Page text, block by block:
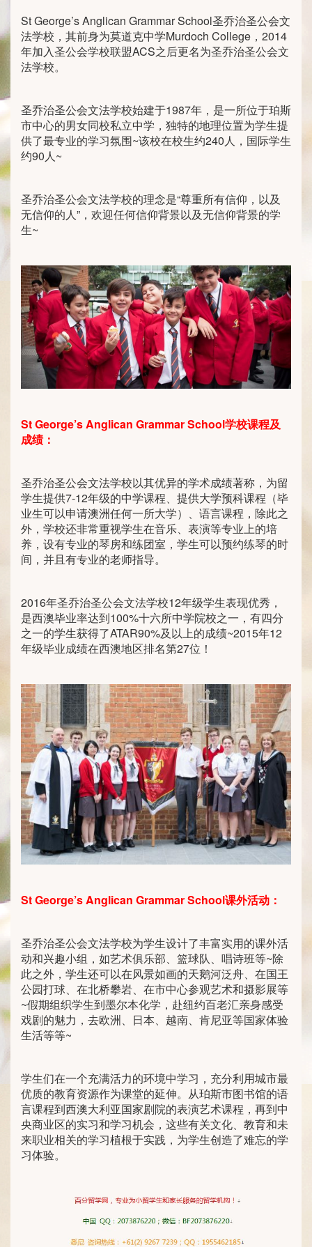
St George’s Anglican Grammar School圣乔治圣公会文
法学校，其前身为莫道克中学Murdoch College，2014
年加入圣公会学校联盟ACS之后更名为圣乔治圣公会文
法学校。
圣乔治圣公会文法学校始建于1987年，是一所位于珀斯
市中心的男女同校私立中学，独特的地理位置为学生提
供了最专业的学习氛围~该校在校生约240人，国际学生
约90人~
圣乔治圣公会文法学校的理念是“尊重所有信仰，以及
无信仰的人”，欢迎任何信仰背景以及无信仰背景的学
生~
St George’s Anglican Grammar School学校课程及
成绩：
圣乔治圣公会文法学校以其优异的学术成绩著称，为留
学生提供7-12年级的中学课程、提供大学预科课程（毕
业生可以申请澳洲任何一所大学）、语言课程，除此之
外，学校还非常重视学生在音乐、表演等专业上的培
养，设有专业的琴房和练团室，学生可以预约练琴的时
间，并且有专业的老师指导。
2016年圣乔治圣公会文法学校12年级学生表现优秀，
是西澳毕业率达到100%十六所中学院校之一，有四分
之一的学生获得了ATAR90%及以上的成绩~2015年12
年级毕业成绩在西澳地区排名第27位！
St George’s Anglican Grammar School课外活动：
圣乔治圣公会文法学校为学生设计了丰富实用的课外活
动和兴趣小组，如艺术俱乐部、篮球队、唱诗班等~除
此之外，学生还可以在风景如画的天鹅河泛舟、在国王
公园打球、在北桥攀岩、在市中心参观艺术和摄影展等
~假期组织学生到墨尔本化学，赴纽约百老汇亲身感受
戏剧的魅力，去欧洲、日本、越南、肯尼亚等国家体验
生活等等~
学生们在一个充满活力的环境中学习，充分利用城市最
优质的教育资源作为课堂的延伸。从珀斯市图书馆的语
言课程到西澳大利亚国家剧院的表演艺术课程，再到中
央商业区的实习和学习机会，这些有关文化、教育和未
来职业相关的学习植根于实践，为学生创造了难忘的学
习体验。